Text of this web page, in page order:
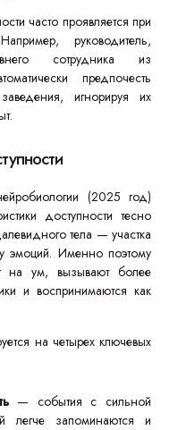
часто проявляется при
руководитель,
сотрудника из
предпочесть
игнорируя их
(2025 год)
доступности тесно
тела — участка
эмоций. Именно поэтому
на ум, вызывают более
и воспринимаются как
на четырех ключевых
— события с сильной
легче запоминаются и